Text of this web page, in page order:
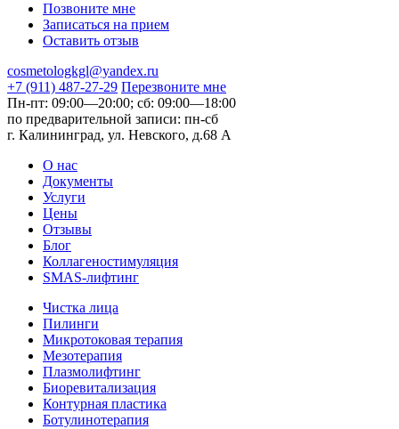
Позвоните мне
Записаться на прием
Оставить отзыв
cosmetologkgl@yandex.ru
+7 (911) 487-27-29 Перезвоните мне
Пн-пт: 09:00—20:00; сб: 09:00—18:00
по предварительной записи: пн-сб
г. Калининград, ул. Невского, д.68 А
О нас
Документы
Услуги
Цены
Отзывы
Блог
Коллагеностимуляция
SMAS-лифтинг
Чистка лица
Пилинги
Микротоковая терапия
Мезотерапия
Плазмолифтинг
Биоревитализация
Контурная пластика
Ботулинотерапия